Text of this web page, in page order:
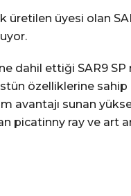
üretilen üyesi olan
dahil ettiği SAR9 SP
özelliklerine sahip
avantajı sunan
picatinny ray ve art